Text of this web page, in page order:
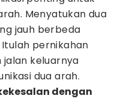
Menyatukan dua
jauh berbeda
pernikahan
jalan keluarnya
dua arah.
dengan